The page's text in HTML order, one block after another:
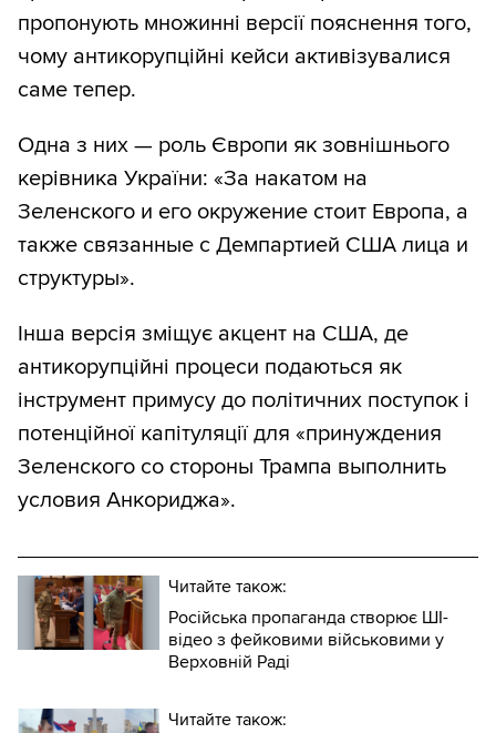
пропонують множинні версії пояснення того,
чому антикорупційні кейси активізувалися
саме тепер.
Одна з них — роль Європи як зовнішнього
керівника України: «За накатом на
Зеленского и его окружение стоит Европа, а
также связанные с Демпартией США лица и
структуры».
Інша версія зміщує акцент на США, де
антикорупційні процеси подаються як
інструмент примусу до політичних поступок і
потенційної капітуляції для «принуждения
Зеленского со стороны Трампа выполнить
условия Анкориджа».
Читайте також:
Російська пропаганда створює ШІ-
відео з фейковими військовими у
Верховній Раді
Читайте також: